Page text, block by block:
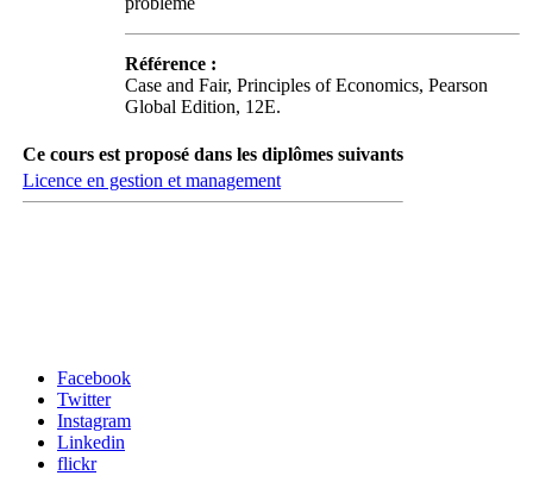
Référence :
Case and Fair, Principles of Economics, Pearson
Global Edition, 12E.
Ce cours est proposé dans les diplômes suivants
Licence en gestion et management
Facebook
Twitter
Instagram
Linkedin
flickr